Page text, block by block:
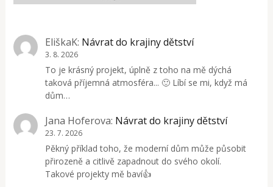
EliškaK: Návrat do krajiny dětství
3. 8. 2026
To je krásný projekt, úplně z toho na mě dýchá
taková příjemná atmosféra... 🙂 Líbí se mi, když má
dům…
Jana Hoferova: Návrat do krajiny dětství
23. 7. 2026
Pěkný příklad toho, že moderní dům může působit
přirozeně a citlivě zapadnout do svého okolí.
Takové projekty mě baví👍